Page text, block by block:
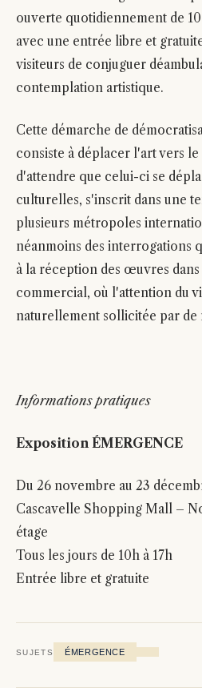
ouverte quotidiennement de 10
avec une entrée libre et
visiteurs de conjuguer
contemplation artistique.
Cette démarche de
consiste à déplacer l'art vers
d'attendre que celui-ci se
culturelles, s'inscrit dans une
plusieurs métropoles
néanmoins des interrogations
à la réception des œuvres
commercial, où l'attention du
naturellement sollicitée par de
Informations pratiques
Exposition ÉMERGENCE
Du 26 novembre au 23
Cascavelle Shopping Mall –
étage
Tous les jours de 10h à 17h
Entrée libre et gratuite
SUJETS ÉMERGENCE